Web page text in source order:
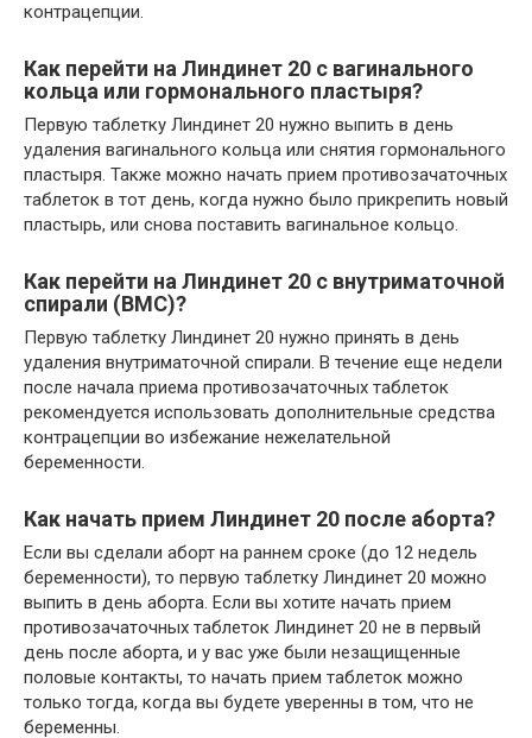
контрацепции.
Как перейти на Линдинет 20 с вагинального
кольца или гормонального пластыря?
Первую таблетку Линдинет 20 нужно выпить в день
удаления вагинального кольца или снятия гормонального
пластыря. Также можно начать прием противозачаточных
таблеток в тот день, когда нужно было прикрепить новый
пластырь, или снова поставить вагинальное кольцо.
Как перейти на Линдинет 20 с внутриматочной
спирали (ВМС)?
Первую таблетку Линдинет 20 нужно принять в день
удаления внутриматочной спирали. В течение еще недели
после начала приема противозачаточных таблеток
рекомендуется использовать дополнительные средства
контрацепции во избежание нежелательной
беременности.
Как начать прием Линдинет 20 после аборта?
Если вы сделали аборт на раннем сроке (до 12 недель
беременности), то первую таблетку Линдинет 20 можно
выпить в день аборта. Если вы хотите начать прием
противозачаточных таблеток Линдинет 20 не в первый
день после аборта, и у вас уже были незащищенные
половые контакты, то начать прием таблеток можно
только тогда, когда вы будете уверенны в том, что не
беременны.